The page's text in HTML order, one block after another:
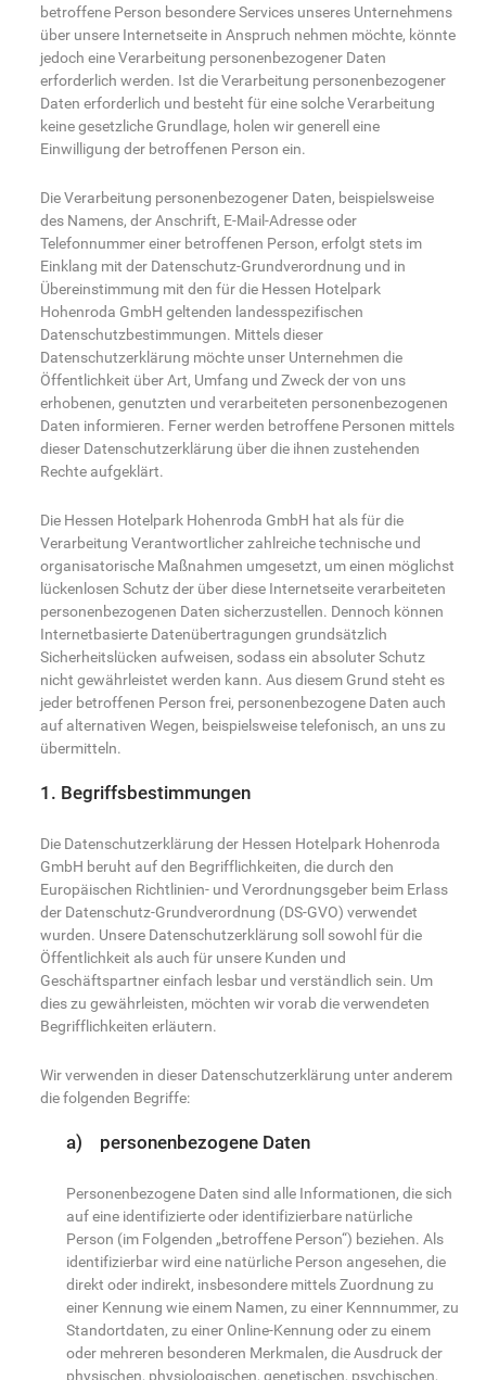
betroffene Person besondere Services unseres Unternehmens
über unsere Internetseite in Anspruch nehmen möchte, könnte
jedoch eine Verarbeitung personenbezogener Daten
erforderlich werden. Ist die Verarbeitung personenbezogener
Daten erforderlich und besteht für eine solche Verarbeitung
keine gesetzliche Grundlage, holen wir generell eine
Einwilligung der betroffenen Person ein.
Die Verarbeitung personenbezogener Daten, beispielsweise
des Namens, der Anschrift, E-Mail-Adresse oder
Telefonnummer einer betroffenen Person, erfolgt stets im
Einklang mit der Datenschutz-Grundverordnung und in
Übereinstimmung mit den für die Hessen Hotelpark
Hohenroda GmbH geltenden landesspezifischen
Datenschutzbestimmungen. Mittels dieser
Datenschutzerklärung möchte unser Unternehmen die
Öffentlichkeit über Art, Umfang und Zweck der von uns
erhobenen, genutzten und verarbeiteten personenbezogenen
Daten informieren. Ferner werden betroffene Personen mittels
dieser Datenschutzerklärung über die ihnen zustehenden
Rechte aufgeklärt.
Die Hessen Hotelpark Hohenroda GmbH hat als für die
Verarbeitung Verantwortlicher zahlreiche technische und
organisatorische Maßnahmen umgesetzt, um einen möglichst
lückenlosen Schutz der über diese Internetseite verarbeiteten
personenbezogenen Daten sicherzustellen. Dennoch können
Internetbasierte Datenübertragungen grundsätzlich
Sicherheitslücken aufweisen, sodass ein absoluter Schutz
nicht gewährleistet werden kann. Aus diesem Grund steht es
jeder betroffenen Person frei, personenbezogene Daten auch
auf alternativen Wegen, beispielsweise telefonisch, an uns zu
übermitteln.
1. Begriffsbestimmungen
Die Datenschutzerklärung der Hessen Hotelpark Hohenroda
GmbH beruht auf den Begrifflichkeiten, die durch den
Europäischen Richtlinien- und Verordnungsgeber beim Erlass
der Datenschutz-Grundverordnung (DS-GVO) verwendet
wurden. Unsere Datenschutzerklärung soll sowohl für die
Öffentlichkeit als auch für unsere Kunden und
Geschäftspartner einfach lesbar und verständlich sein. Um
dies zu gewährleisten, möchten wir vorab die verwendeten
Begrifflichkeiten erläutern.
Wir verwenden in dieser Datenschutzerklärung unter anderem
die folgenden Begriffe:
a) personenbezogene Daten
Personenbezogene Daten sind alle Informationen, die sich
auf eine identifizierte oder identifizierbare natürliche
Person (im Folgenden „betroffene Person“) beziehen. Als
identifizierbar wird eine natürliche Person angesehen, die
direkt oder indirekt, insbesondere mittels Zuordnung zu
einer Kennung wie einem Namen, zu einer Kennnummer, zu
Standortdaten, zu einer Online-Kennung oder zu einem
oder mehreren besonderen Merkmalen, die Ausdruck der
physischen, physiologischen, genetischen, psychischen,